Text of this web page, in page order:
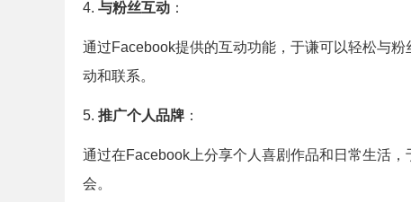
4. 与粉丝互动 ：
通过Facebook提供的互动功能，于谦可以轻松与
动和联系。
5. 推广个人品牌 ：
通过在Facebook上分享个人喜剧作品和日常生活
会。